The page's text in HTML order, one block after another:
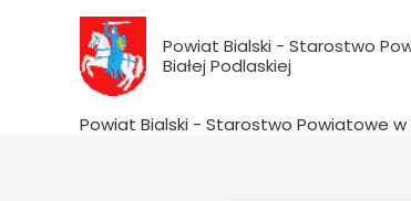
Powiat Bialski - Starostwo
Białej Podlaskiej
Powiat Bialski - Starostwo Powiatowe w